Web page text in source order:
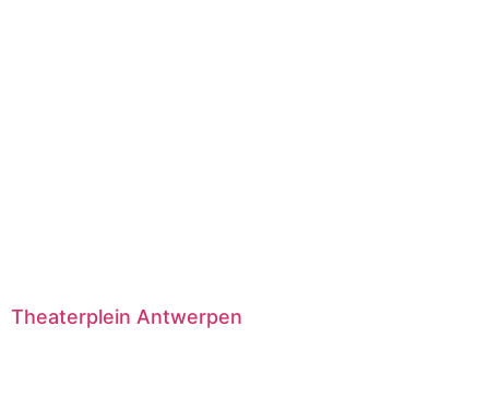
Theaterplein Antwerpen